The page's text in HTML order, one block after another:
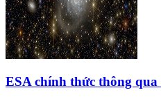
ESA chính thức thông